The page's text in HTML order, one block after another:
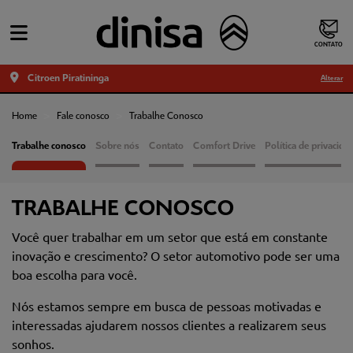
CONTATO
Citroen Piratininga Alterar
Home Fale conosco Trabalhe Conosco
Sobre nós Contato Comfort Drive
Trabalhe conosco Política de
TRABALHE CONOSCO
Você quer trabalhar em um setor que está em constante
inovação e crescimento? O setor automotivo pode ser uma
boa escolha para você.
Nós estamos sempre em busca de pessoas motivadas e
interessadas ajudarem nossos clientes a realizarem seus
sonhos.